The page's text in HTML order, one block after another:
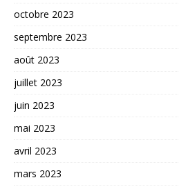
octobre 2023
septembre 2023
août 2023
juillet 2023
juin 2023
mai 2023
avril 2023
mars 2023